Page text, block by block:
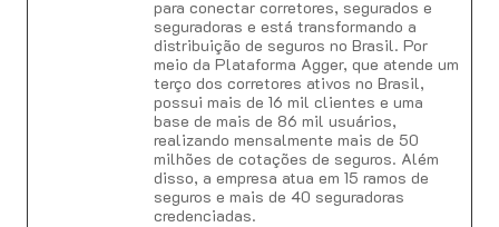
para conectar corretores, segurados e
seguradoras e está transformando a
distribuição de seguros no Brasil. Por
meio da Plataforma Agger, que atende um
terço dos corretores ativos no Brasil,
possui mais de 16 mil clientes e uma
base de mais de 86 mil usuários,
realizando mensalmente mais de 50
milhões de cotações de seguros. Além
disso, a empresa atua em 15 ramos de
seguros e mais de 40 seguradoras
credenciadas.